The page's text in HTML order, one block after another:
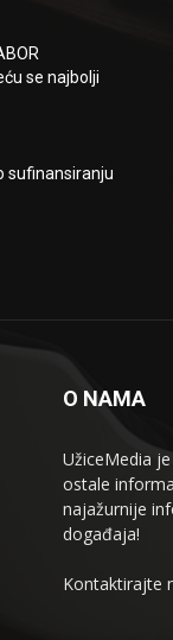
se najbolji
sufinansiranju
O NAMA
UžiceMedia
ostale
najažurnije
događaja!
Kontaktirajte